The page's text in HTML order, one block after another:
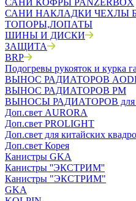
САНИ КОФРЫ PANZERBOX
САНИ НАКЛАДКИ ЧЕХЛЫ
ТОПОРЫ,ЛОПАТЫ
ШИНЫ И ДИСКИ
ЗАЩИТА
BRP
Подогревы рукояток и курка
ВЫНОС РАДИАТОРОВ
ВЫНОС РАДИАТОРОВ РМ
ВЫНОСЫ РАДИАТОРОВ для
Доп.свет AURORA
Доп.свет PROLIGHT
Доп.свет для китайских
Доп.свет Корея
Канистры GKA
Канистры ''ЭКСТРИМ''
Канистры "ЭКСТРИМ"
GKA